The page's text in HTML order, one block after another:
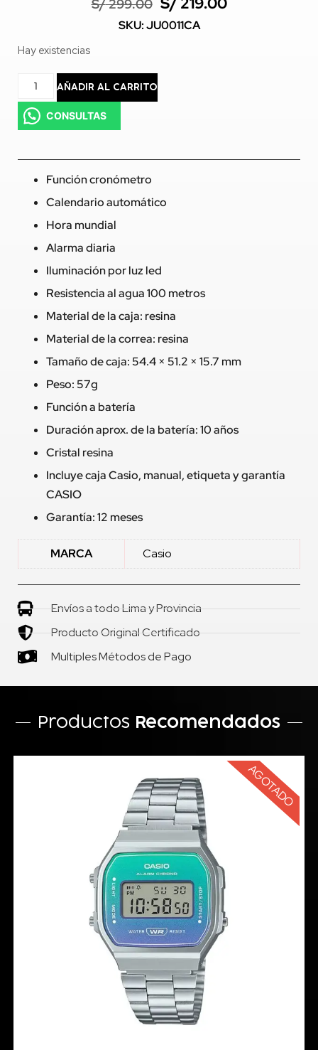
S/299.00
SKU: JU0011CA
Hay existencias
AÑADIR AL CARRITO
CONSULTAS
Función cronómetro
Calendario automático
Hora mundial
Alarma diaria
Iluminación por luz led
Resistencia al agua 100 metros
Material de la caja: resina
Material de la correa: resina
Tamaño de caja: 54.4 × 51.2 × 15.7 mm
Peso: 57g
Función a batería
Duración aprox. de la batería: 10 años
Cristal resina
Incluye caja Casio, manual, etiqueta y garantía
CASIO
Garantía: 12 meses
MARCA Casio
Envíos a todo Lima y Provincia
Producto Original Certificado
Multiples Métodos de Pago
Productos Recomendados
AGOTADO